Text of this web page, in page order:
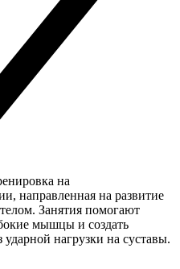
на
направленная на развитие
Занятия помогают
мышцы и создать
нагрузки на суставы.